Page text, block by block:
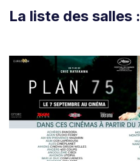
La liste des salles :